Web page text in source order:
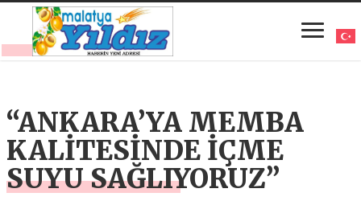
“ANKARA’YA MEMBA
KALİTESİNDE İÇME
SUYU SAĞLIYORUZ”